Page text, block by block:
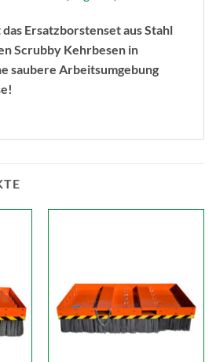
Ersatzborstenset aus Stahl
Scrubby Kehrbesen in
saubere Arbeitsumgebung